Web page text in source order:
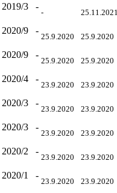
2019/3 -
- 25.11.2021
2020/9 -
25.9.2020 25.9.2020
2020/9 -
25.9.2020 25.9.2020
2020/4 -
23.9.2020 23.9.2020
2020/3 -
23.9.2020 23.9.2020
2020/3 -
23.9.2020 23.9.2020
2020/2 -
23.9.2020 23.9.2020
2020/1 -
23.9.2020 23.9.2020